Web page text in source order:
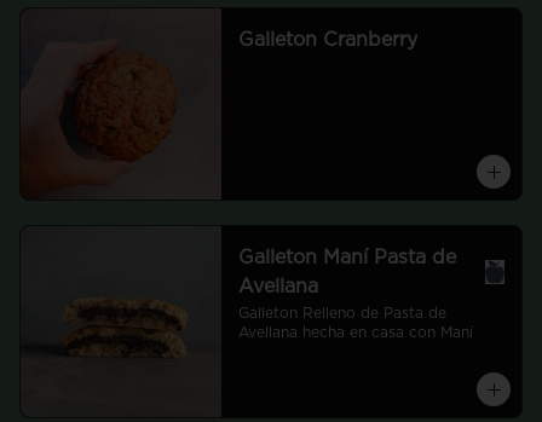
Galleton Cranberry
Galleton Maní Pasta de
Avellana
Galleton Relleno de Pasta de
Avellana hecha en casa con Maní